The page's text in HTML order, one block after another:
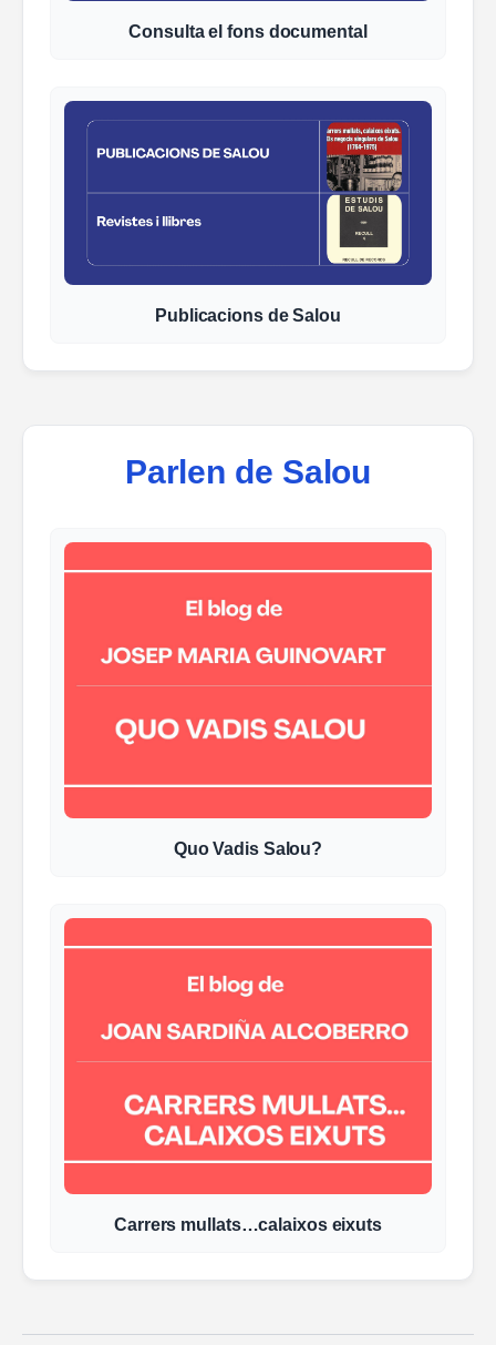
Consulta el fons documental
Publicacions de Salou
Parlen de Salou
Quo Vadis Salou?
Carrers mullats…calaixos eixuts